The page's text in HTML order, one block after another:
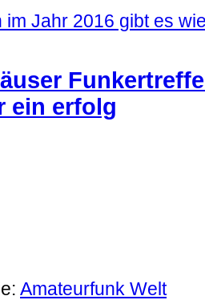
im Jahr 2016 gibt es
ein erfolg
Amateurfunk Welt